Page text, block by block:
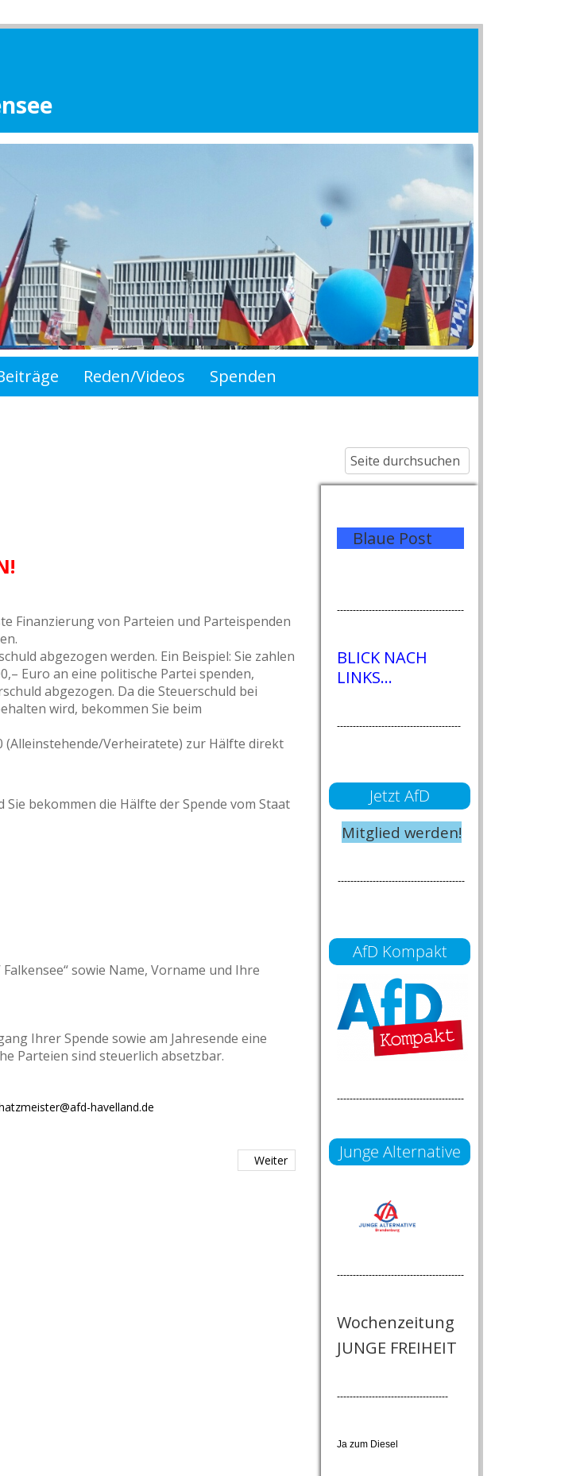
Reden/Videos
Spenden
Finanzierung von Parteien und Parteispenden
abgezogen werden. Ein Beispiel: Sie zahlen
Euro an eine politische Partei spenden,
abgezogen. Da die Steuerschuld bei
wird, bekommen Sie beim
(Alleinstehende/Verheiratete) zur Hälfte direkt
bekommen die Hälfte der Spende vom Staat
sowie Name, Vorname und Ihre
Ihrer Spende sowie am Jahresende eine
Parteien sind steuerlich absetzbar.
havelland.de
Weiter
Blaue Post
----------------------------------------
BLICK NACH
LINKS...
---------------------------------------
Jetzt AfD
Mitglied werden!
----------------------------------------
AfD Kompakt
----------------------------------------
Junge Alternative
----------------------------------------
Wochenzeitung
JUNGE FREIHEIT
-----------------------------------
Ja zum Diesel